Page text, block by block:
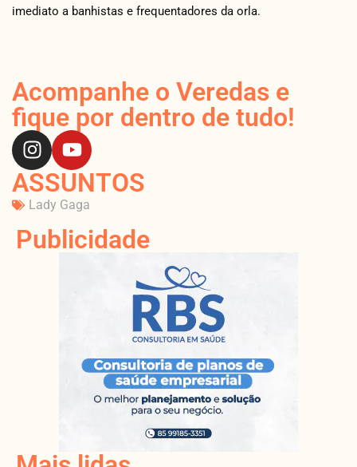
imediato a banhistas e frequentadores da orla.
Acompanhe o Veredas e
fique por dentro de tudo!
ASSUNTOS
Lady Gaga
Publicidade